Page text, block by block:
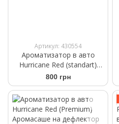
Артикул: 430554
Ароматизатор в авто
Hurricane Red (standart)
Аромасаше на дефлектор
800 грн